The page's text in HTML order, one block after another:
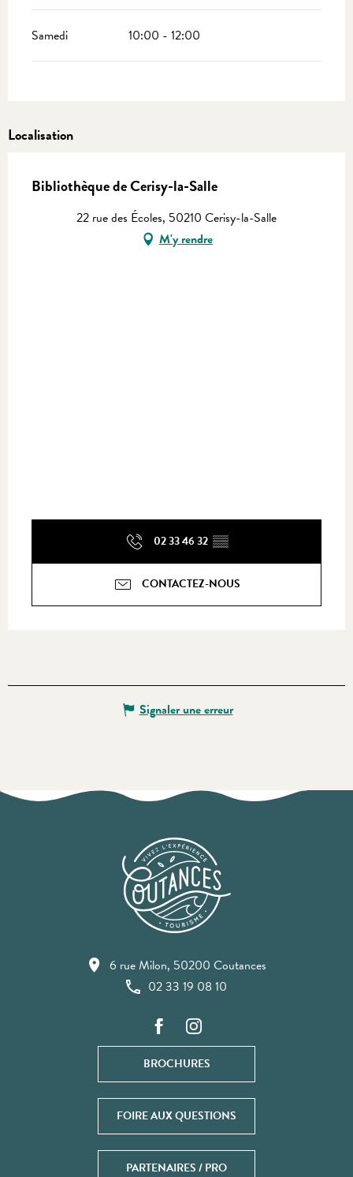
Samedi 10:00 - 12:00
Localisation
Bibliothèque de Cerisy-la-Salle
22 rue des Écoles, 50210 Cerisy-la-Salle
M'y rendre
02 33 46 32 ▒▒
CONTACTEZ-NOUS
Signaler une erreur
6 rue Milon, 50200 Coutances
02 33 19 08 10
BROCHURES
FOIRE AUX QUESTIONS
PARTENAIRES / PRO